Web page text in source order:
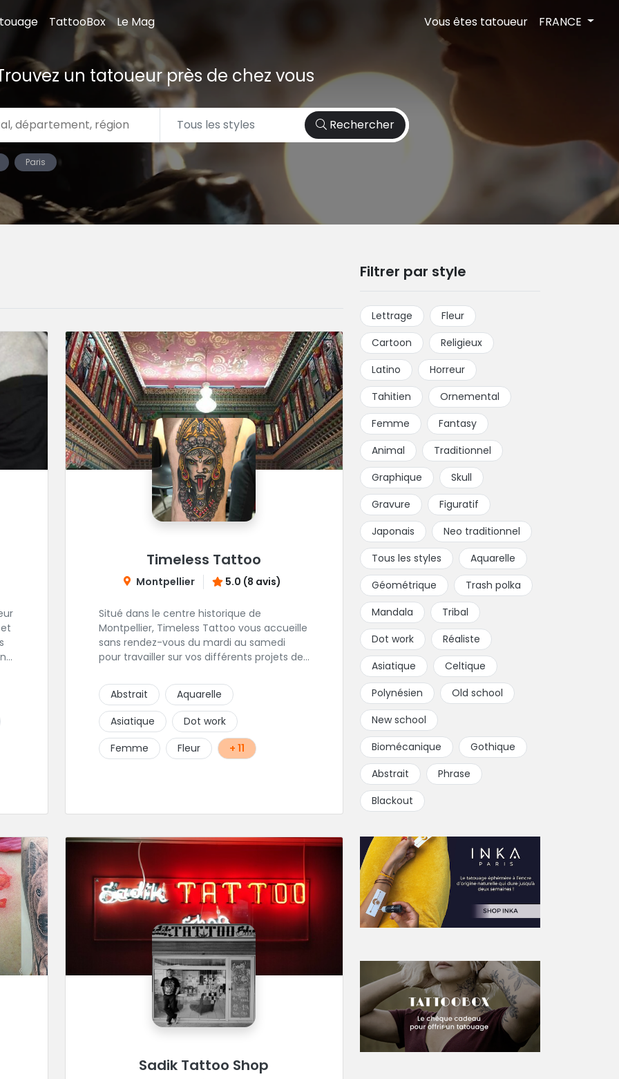
TattooBox Le Mag Vous êtes tatoueur FRANCE
un tatoueur près de chez vous
Rechercher
Paris
Timeless Tattoo
Montpellier 5.0 (8 avis)
Situé dans le centre historique de
Montpellier, Timeless Tattoo vous accueille
sans rendez-vous du mardi au samedi
pour travailler sur vos différents projets de
travaille dans la bonne humeur et avec
une hygiène sans failles. Spécialisé dans le
tatouage traditionnel, old school, mais
également à l'aise dans la réalisation de
pièces de styles différents : Dotwork,
Japonais, Graphique, mandala .. N'hésitez
Abstrait
Aquarelle
Asiatique
Dot work
Femme
Fleur + 11
Sadik Tattoo Shop
Filtrer par style
Lettrage
Fleur
Cartoon
Religieux
Latino
Horreur
Tahitien
Ornemental
Femme
Fantasy
Animal
Traditionnel
Graphique
Skull
Gravure
Figuratif
Japonais
Neo traditionnel
Tous les styles
Aquarelle
Géométrique
Trash polka
Mandala
Tribal
Dot work
Réaliste
Asiatique
Celtique
Polynésien
Old school
New school
Biomécanique
Gothique
Abstrait
Phrase
Blackout